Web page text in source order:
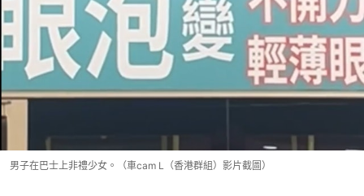
男子在巴士上非禮少女。（車cam L（香港群組）影片截圖）